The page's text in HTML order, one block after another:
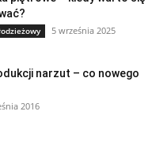
5 września 2025
narzut – co nowego
2016